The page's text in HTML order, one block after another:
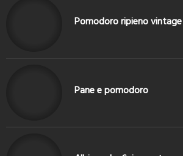
Pomodoro ripieno vintage
Pane e pomodoro